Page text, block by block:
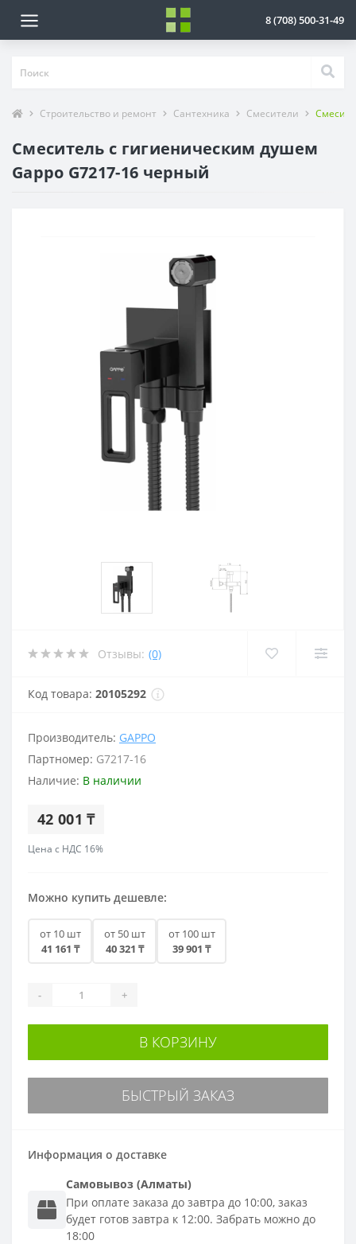
8 (708) 500-31-49
Строительство и ремонт Сантехника Смесители
Смеситель с гигиеническим душем
Gappo G7217-16 черный
Отзывы: (0)
Код товара: 20105292
Производитель: GAPPO
Партномер: G7217-16
Наличие: В наличии
42 001 ₸
Цена с НДС 16%
Можно купить дешевле:
от 10 шт
41 161 ₸
от 50 шт
40 321 ₸
от 100 шт
39 901 ₸
- +
В КОРЗИНУ
БЫСТРЫЙ ЗАКАЗ
Информация о доставке
Самовывоз (Алматы)
При оплате заказа до завтра до 10:00, заказ
будет готов завтра к 12:00. Забрать можно до
18:00